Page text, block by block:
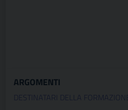
ARGOMENTI
DESTINATARI DELLA FORMAZIONE